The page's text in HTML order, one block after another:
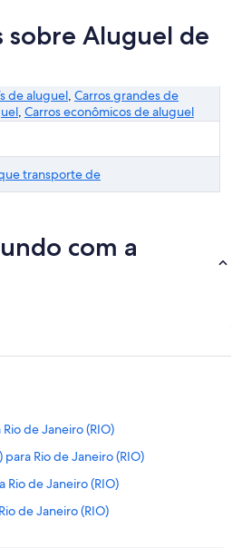
sobre Aluguel de
de aluguel, Carros grandes de
, Carros econômicos de aluguel
transporte de
com a
de Janeiro (RIO)
Rio de Janeiro (RIO)
Rio de Janeiro (RIO)
de Janeiro (RIO)